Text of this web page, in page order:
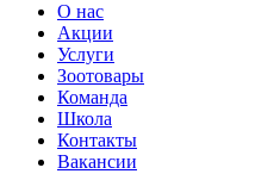
О нас
Акции
Услуги
Зоотовары
Команда
Школа
Контакты
Вакансии